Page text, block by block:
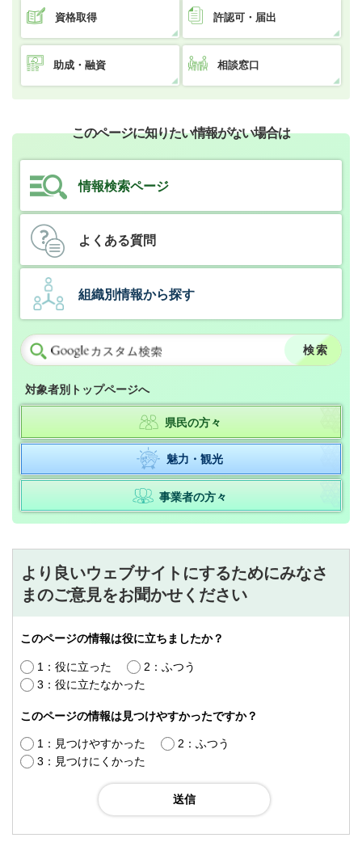
資格取得 許認可・届出
助成・融資 相談窓口
このページに知りたい情報がない場合は
情報検索ページ
よくある質問
組織別情報から探す
対象者別トップページへ
県民の方々
魅力・観光
事業者の方々
より良いウェブサイトにするためにみなさ
まのご意見をお聞かせください
このページの情報は役に立ちましたか？
1：役に立った
2：ふつう
3：役に立たなかった
このページの情報は見つけやすかったですか？
1：見つけやすかった
2：ふつう
3：見つけにくかった